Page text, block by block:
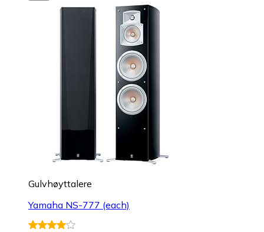
Gulvhøyttalere
Yamaha NS-777 (each)